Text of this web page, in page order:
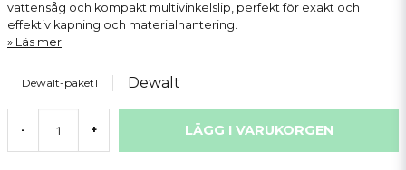
vattensåg och kompakt multivinkelslip, perfekt för exakt och
effektiv kapning och materialhantering.
Läs mer
Dewalt-paket1 Dewalt
- + LÄGG I VARUKORGEN